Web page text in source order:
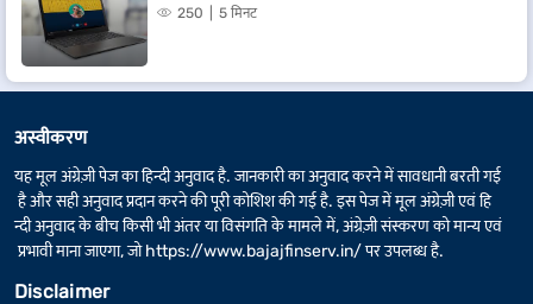
250 5 मिनट
अस्वीकरण
यह मूल अंग्रेज़ी पेज का हिन्दी अनुवाद है. जानकारी का अनुवाद करने में सावधानी बरती गई
है और सही अनुवाद प्रदान करने की पूरी कोशिश की गई है. इस पेज में मूल अंग्रेज़ी एवं हि
न्दी अनुवाद के बीच किसी भी अंतर या विसंगति के मामले में, अंग्रेज़ी संस्करण को मान्य एवं
प्रभावी माना जाएगा, जोhttps://www.bajajfinserv.in/पर उपलब्ध है.
Disclaimer